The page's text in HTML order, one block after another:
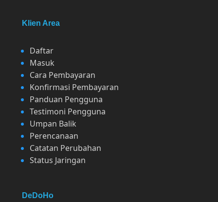
Klien Area
Daftar
Masuk
Cara Pembayaran
Konfirmasi Pembayaran
Panduan Pengguna
Testimoni Pengguna
Umpan Balik
Perencanaan
Catatan Perubahan
Status Jaringan
DeDoHo